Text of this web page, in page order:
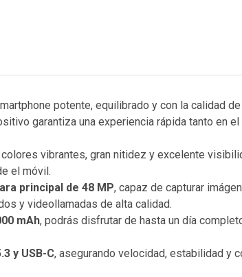
potente, equilibrado y con la calidad
garantiza una experiencia rápida tanto en
vibrantes, gran nitidez y excelente
el móvil.
principal de 48 MP, capaz de capturar
y videollamadas de alta calidad.
mAh, podrás disfrutar de hasta un día
y USB-C, asegurando velocidad, estabilidad y